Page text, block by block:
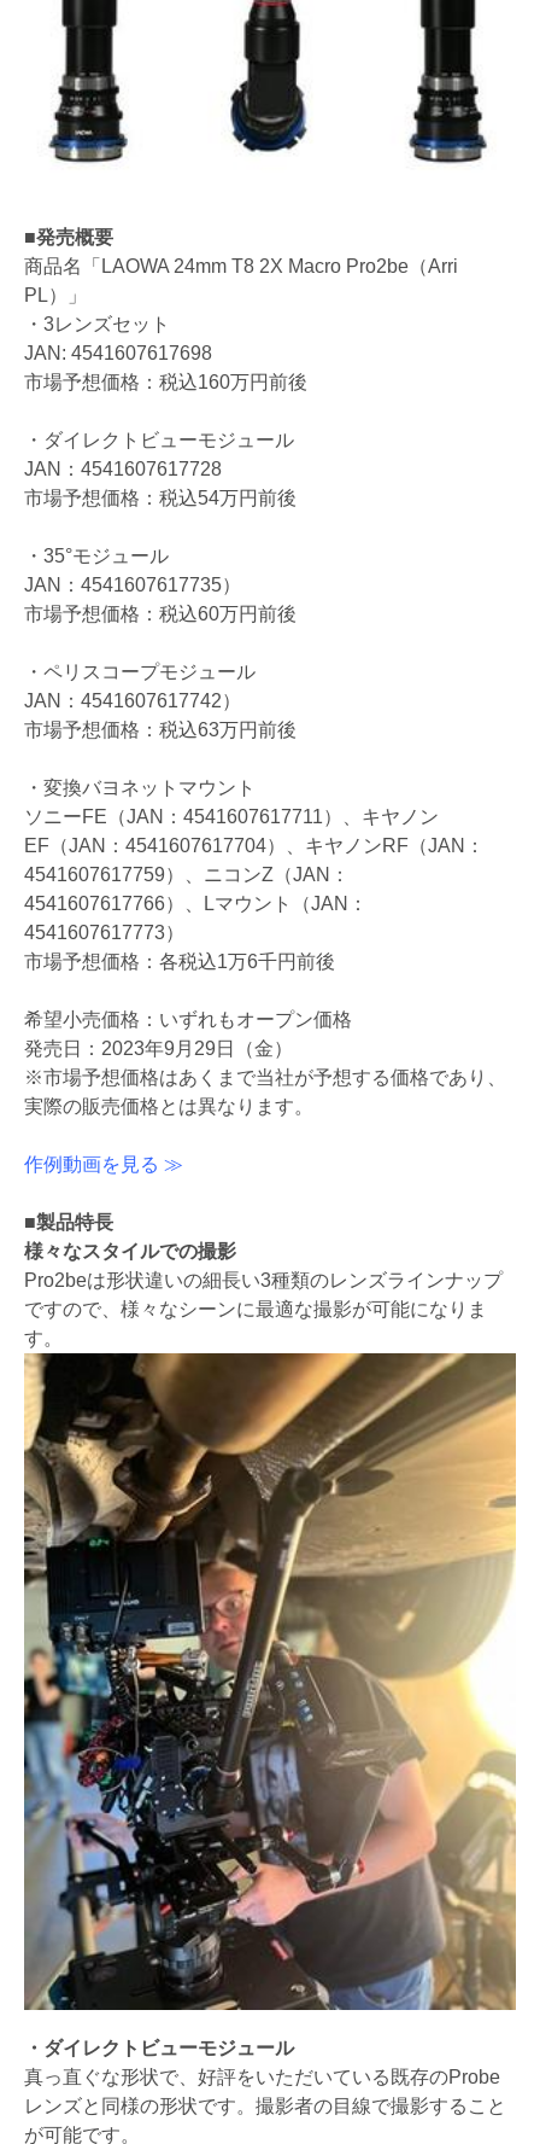
■発売概要
商品名「LAOWA 24mm T8 2X Macro Pro2be（Arri
PL）」
・3レンズセット
JAN: 4541607617698
市場予想価格：税込160万円前後
・ダイレクトビューモジュール
JAN：4541607617728
市場予想価格：税込54万円前後
・35°モジュール
JAN：4541607617735）
市場予想価格：税込60万円前後
・ペリスコープモジュール
JAN：4541607617742）
市場予想価格：税込63万円前後
・変換バヨネットマウント
ソニーFE（JAN：4541607617711）、キヤノン
EF（JAN：4541607617704）、キヤノンRF（JAN：
4541607617759）、ニコンZ（JAN：
4541607617766）、Lマウント（JAN：
4541607617773）
市場予想価格：各税込1万6千円前後
希望小売価格：いずれもオープン価格
発売日：2023年9月29日（金）
※市場予想価格はあくまで当社が予想する価格であり、
実際の販売価格とは異なります。
作例動画を見る ≫
■製品特長
様々なスタイルでの撮影
Pro2beは形状違いの細長い3種類のレンズラインナップ
ですので、様々なシーンに最適な撮影が可能になりま
す。
・ダイレクトビューモジュール
真っ直ぐな形状で、好評をいただいている既存のProbe
レンズと同様の形状です。撮影者の目線で撮影すること
が可能です。